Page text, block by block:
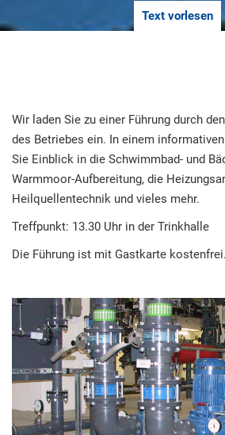
Text vorlesen
Wir laden Sie zu einer Führung durch
des Betriebes ein. In einem
Sie Einblick in die Schwimmbad- und
Warmmoor-Aufbereitung, die
Heilquellentechnik und vieles mehr.
Treffpunkt: 13.30 Uhr in der Trinkhalle
Die Führung ist mit Gastkarte kostenfrei.